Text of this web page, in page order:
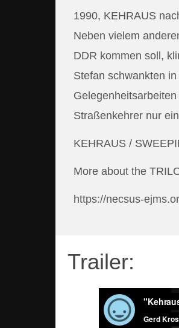
1990, KEHRAUS
Neben vielem
DDR kommen soll,
Stefan schwankten
Straßenkehrer nur
KEHRAUS /
More about the
https://necsus-
Trailer: